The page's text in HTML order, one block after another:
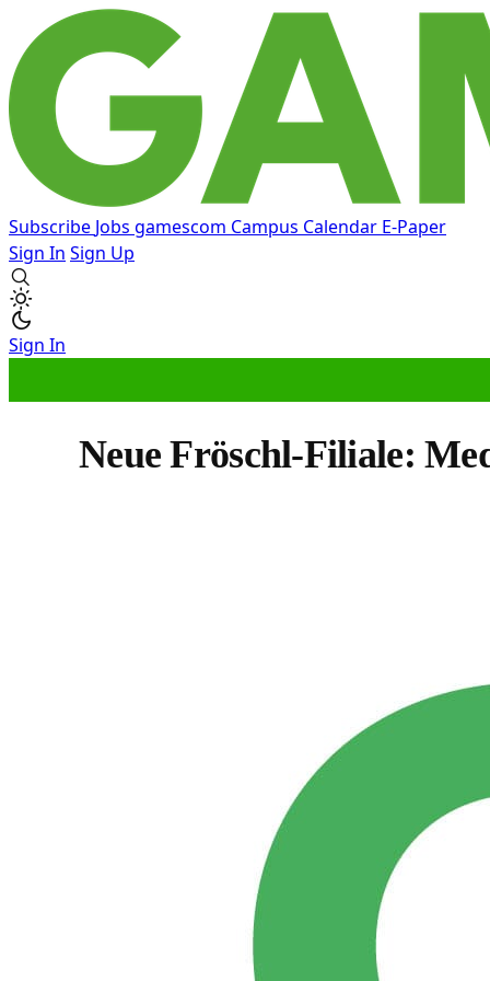
Subscribe Jobs gamescom Campus Calendar E-Paper
Sign In Sign Up
Sign In
Neue Fröschl-Filiale: